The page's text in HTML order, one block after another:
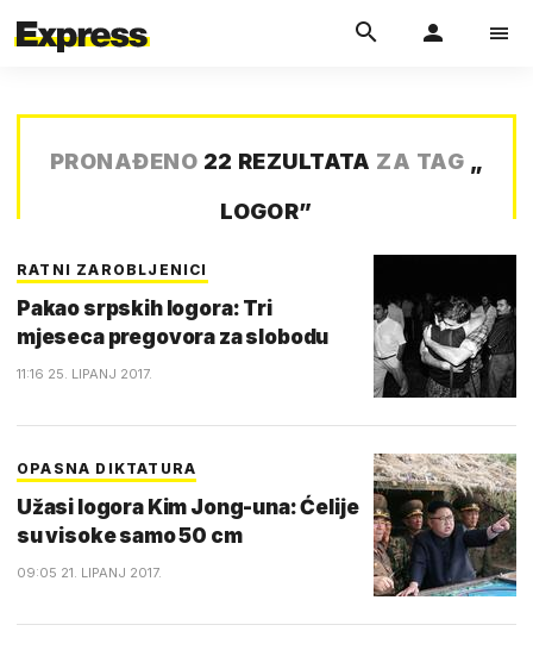
PRONAĐENO 22 REZULTATA ZA TAG „
LOGOR”
RATNI ZAROBLJENICI
Pakao srpskih logora: Tri
mjeseca pregovora za slobodu
11:16 25. LIPANJ 2017.
OPASNA DIKTATURA
Užasi logora Kim Jong-una: Ćelije
su visoke samo 50 cm
09:05 21. LIPANJ 2017.